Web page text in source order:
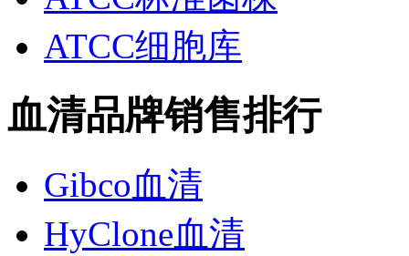
ATCC细胞库
血清品牌销售排行
Gibco血清
HyClone血清